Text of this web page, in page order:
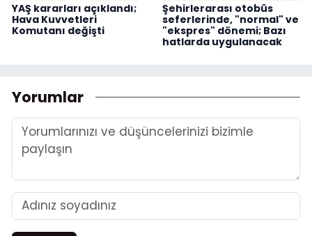
YAŞ kararları açıklandı;
Hava Kuvvetleri
Komutanı değişti
Şehirlerarası otobüs
seferlerinde, "normal" ve
"ekspres" dönemi; Bazı
hatlarda uygulanacak
Yorumlar